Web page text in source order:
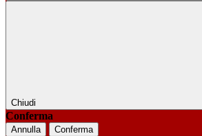
Chiudi
Conferma
Annulla Conferma